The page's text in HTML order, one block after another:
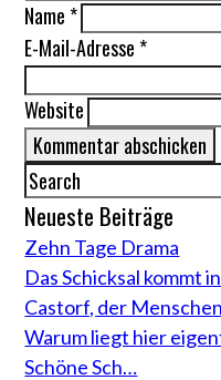
Name *
E-Mail-Adresse *
Website
Neueste Beiträge
Zehn Tage Drama
Das Schicksal kommt
Castorf, der
Warum liegt hier
Schöne Sch…